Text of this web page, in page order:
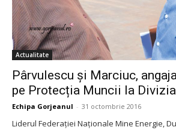
Actualitate
Pârvulescu și Marciuc,
pe Protecția Muncii la
Echipa Gorjeanul - 31 octombrie 2016
Liderul Federației Naționale Mine Energie,